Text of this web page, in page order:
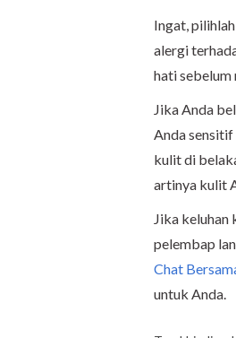
Ingat,
alergi
hati sebelum
Jika Anda
Anda
kulit di
artinya kulit
Jika keluhan
pelembap
Chat
untuk Anda.